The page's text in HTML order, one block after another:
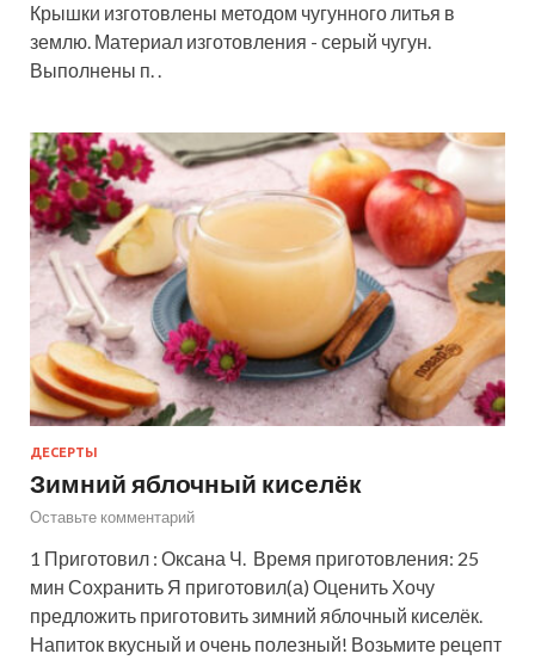
Крышки изготовлены методом чугунного литья в
землю. Материал изготовления - серый чугун.
Выполнены п. .
ДЕСЕРТЫ
Зимний яблочный киселёк
Оставьте комментарий
1 Приготовил : Оксана Ч. Время приготовления: 25
мин Сохранить Я приготовил(а) Оценить Хочу
предложить приготовить зимний яблочный киселёк.
Напиток вкусный и очень полезный! Возьмите рецепт